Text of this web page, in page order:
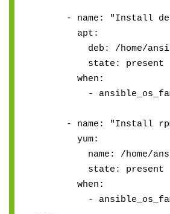
- name: "Install deb
apt:
deb: /home/ansible/
state: present
when:
-
- name: "Install rpm
yum:
name: /home/
state: present
when:
-